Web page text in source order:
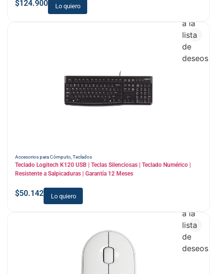
$124.900 Lo quiero
Accesorios para Cómputo Teclados
Teclado Logitech K120 USB | Teclas Silenciosas | Teclado Numérico |
Resistente a Salpicaduras | Garantía 12 Meses
$50.142 Lo quiero
a la
lista
de
deseos
a la
lista
de
deseos